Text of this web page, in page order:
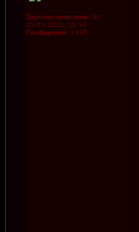
Зарегистрирован: Вт
15.03.2011, 19:34
Сообщения: 1330